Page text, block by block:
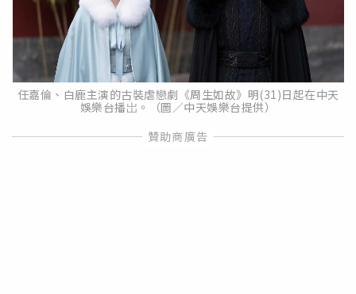
任嘉倫、白鹿主演的古裝虐戀劇《周生如故》明(31)日起在中天
娛樂台播岀。（圖／中天娛樂台提供）